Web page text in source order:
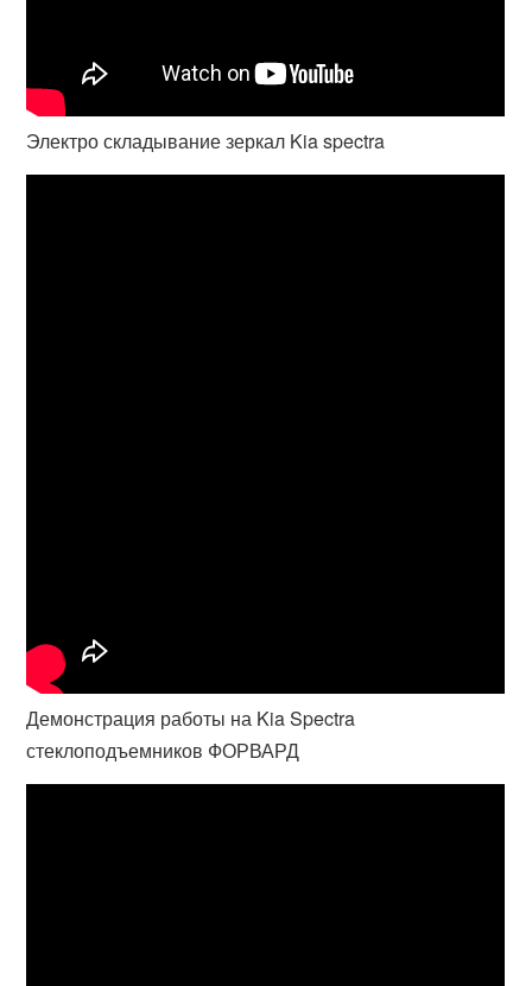
Электро складывание зеркал Kia spectra
Демонстрация работы на Kia Spectra
стеклоподъемников ФОРВАРД